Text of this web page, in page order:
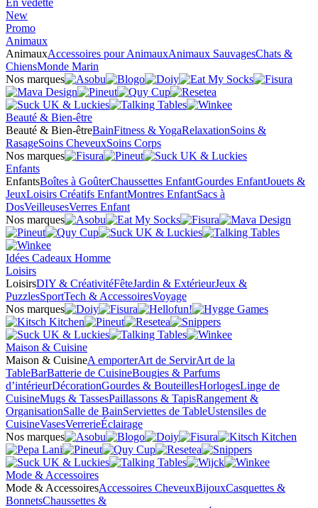
En vedette
New
Promo
Animaux
AnimauxAccessoires pour AnimauxAnimaux SauvagesChats &
ChiensMonde Marin
Nos marques
Beauté & Bien-être
Beauté & Bien-êtreBainFitness & YogaRelaxationSoins &
RasageSoins CheveuxSoins Corps
Nos marques
Enfants
EnfantsBoîtes à GoûterChaussettes EnfantGourdes EnfantJouets &
JeuxLoisirs Créatifs EnfantMontres EnfantSacs à
DosVeilleusesVerres Enfant
Nos marques
Idées Cadeaux Homme
Loisirs
LoisirsDIY & CréativitéFêteJardin & ExtérieurJeux &
PuzzlesSportTech & AccessoiresVoyage
Nos marques
Maison & Cuisine
Maison & CuisineA emporterArt de ServirArt de la
TableBarBatterie de CuisineBougies & Parfums
d’intérieurDécorationGourdes & BouteillesHorlogesLinge de
CuisineMugs & TassesPaillassons & TapisRangement &
OrganisationSalle de BainServiettes de TableUstensiles de
CuisineVasesVerrerieÉclairage
Nos marques
Mode & Accessoires
Mode & AccessoiresAccessoires CheveuxBijouxCasquettes &
BonnetsChaussettes &